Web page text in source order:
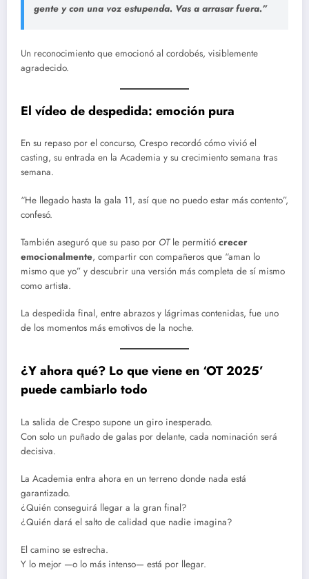
gente y con una voz estupenda. Vas a arrasar fuera.”
Un reconocimiento que emocionó al cordobés, visiblemente
agradecido.
El vídeo de despedida: emoción pura
En su repaso por el concurso, Crespo recordó cómo vivió el
casting, su entrada en la Academia y su crecimiento semana tras
semana.
“He llegado hasta la gala 11, así que no puedo estar más contento”,
confesó.
También aseguró que su paso por OTle permitió crecer
emocionalmente, compartir con compañeros que “aman lo
mismo que yo” y descubrir una versión más completa de sí mismo
como artista.
La despedida final, entre abrazos y lágrimas contenidas, fue uno
de los momentos más emotivos de la noche.
¿Y ahora qué? Lo que viene en ‘OT 2025’
puede cambiarlo todo
La salida de Crespo supone un giro inesperado.
Con solo un puñado de galas por delante, cada nominación será
decisiva.
La Academia entra ahora en un terreno donde nada está
garantizado.
¿Quién conseguirá llegar a la gran final?
¿Quién dará el salto de calidad que nadie imagina?
El camino se estrecha.
Y lo mejor —o lo más intenso— está por llegar.